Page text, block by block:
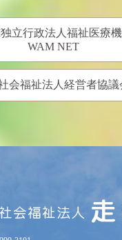
立行政法人福祉医療
WAM NET
会福祉法人経営者協議